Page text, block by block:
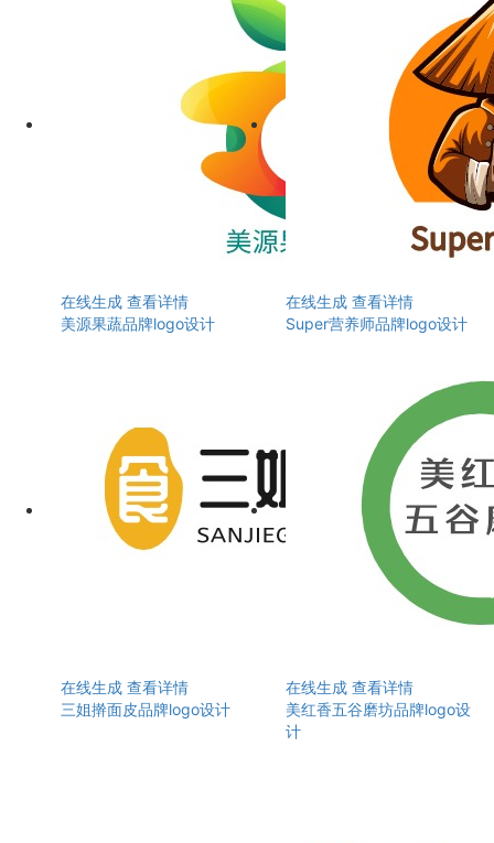
在线生成 查看详情
美源果蔬品牌logo设计
在线生成 查看详情
Super营养师品牌logo设计
在线生成 查看详情
三姐擀面皮品牌logo设计
在线生成 查看详情
美红香五谷磨坊品牌logo设
计